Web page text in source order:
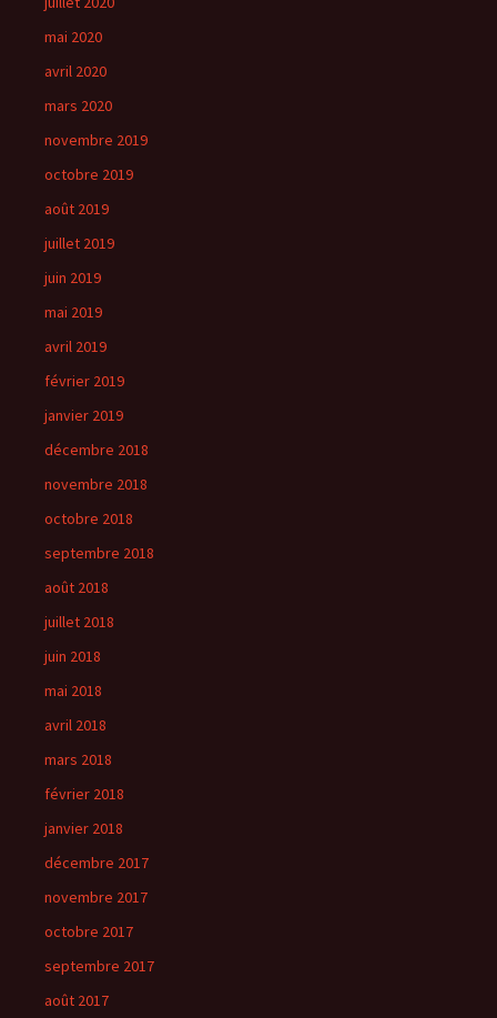
mai 2020
avril 2020
mars 2020
novembre 2019
octobre 2019
août 2019
juillet 2019
juin 2019
mai 2019
avril 2019
février 2019
janvier 2019
décembre 2018
novembre 2018
octobre 2018
septembre 2018
août 2018
juillet 2018
juin 2018
mai 2018
avril 2018
mars 2018
février 2018
janvier 2018
décembre 2017
novembre 2017
octobre 2017
septembre 2017
août 2017